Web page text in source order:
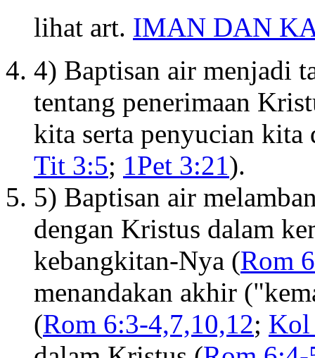
lihat art. IMAN DAN
4) Baptisan air menjadi
tentang penerimaan
kita serta penyucian kita
Tit 3:5; 1Pet 3:21 ).
5) Baptisan air
dengan Kristus dalam
kebangkitan-Nya (Rom
menandakan akhir
(Rom 6:3-4,7,10,12; Kol